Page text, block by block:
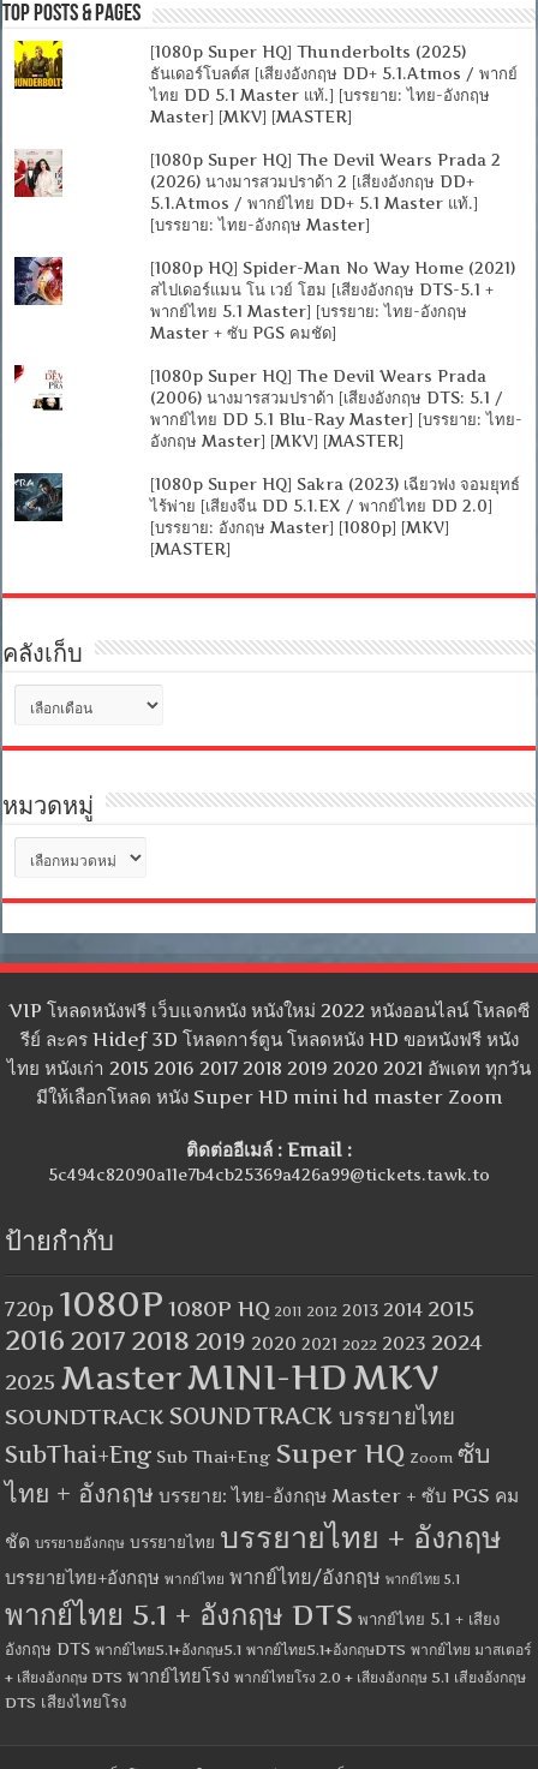
Top Posts & Pages
[1080p Super HQ] Thunderbolts (2025)
ธันเดอร์โบลต์ส [เสียงอังกฤษ DD+ 5.1.Atmos / พากย์
ไทย DD 5.1 Master แท้.] [บรรยาย: ไทย-อังกฤษ
Master] [MKV] [MASTER]
[1080p Super HQ] The Devil Wears Prada 2
(2026) นางมารสวมปราด้า 2 [เสียงอังกฤษ DD+
5.1.Atmos / พากย์ไทย DD+ 5.1 Master แท้.]
[บรรยาย: ไทย-อังกฤษ Master]
[1080p HQ] Spider-Man No Way Home (2021)
สไปเดอร์แมน โน เวย์ โฮม [เสียงอังกฤษ DTS-5.1 +
พากย์ไทย 5.1 Master] [บรรยาย: ไทย-อังกฤษ
Master + ซับ PGS คมชัด]
[1080p Super HQ] The Devil Wears Prada
(2006) นางมารสวมปราด้า [เสียงอังกฤษ DTS: 5.1 /
พากย์ไทย DD 5.1 Blu-Ray Master] [บรรยาย: ไทย-
อังกฤษ Master] [MKV] [MASTER]
[1080p Super HQ] Sakra (2023) เฉียวฟง จอมยุทธ์
ไร้พ่าย [เสียงจีน DD 5.1.EX / พากย์ไทย DD 2.0]
[บรรยาย: อังกฤษ Master] [1080p] [MKV]
[MASTER]
คลังเก็บ
เก็บ
หมวดหมู่
หมู่
VIP โหลดหนังฟรี เว็บแจกหนัง หนังใหม่ 2022 หนังออนไลน์ โหลดซี
รีย์ ละคร Hidef 3D โหลดการ์ตูน โหลดหนัง HD ขอหนังฟรี หนัง
ไทย หนังเก่า 2015 2016 2017 2018 2019 2020 2021 อัพเดท ทุกวัน
มีให้เลือกโหลด หนัง Super HD mini hd master Zoom
ติดต่ออีเมล์ : Email :
5c494c82090a11e7b4cb25369a426a99@tickets.tawk.to
ป้ายกำกับ
720p 1080P 1080P HQ 2011 2012 2013 2014 2015
2016 2017 2018 2019 2020 2021 2022 2023 2024
2025 MasterMINI-HDMKV
SOUNDTRACK SOUNDTRACK บรรยายไทย
SubThai+Eng Sub Thai+Eng Super HQ Zoom ซับ
ไทย + อังกฤษ บรรยาย: ไทย-อังกฤษ Master + ซับ PGS คม
ชัด บรรยายอังกฤษ บรรยายไทย บรรยายไทย + อังกฤษ
บรรยายไทย+อังกฤษ พากย์ไทย พากย์ไทย/อังกฤษ พากย์ไทย 5.1
พากย์ไทย 5.1 + อังกฤษ DTS พากย์ไทย 5.1 + เสียง
อังกฤษ DTS พากย์ไทย5.1+อังกฤษ5.1 พากย์ไทย5.1+อังกฤษDTS พากย์ไทย มาสเตอร์
+ เสียงอังกฤษ DTS พากย์ไทยโรง พากย์ไทยโรง 2.0 + เสียงอังกฤษ 5.1 เสียงอังกฤษ
DTS เสียงไทยโรง